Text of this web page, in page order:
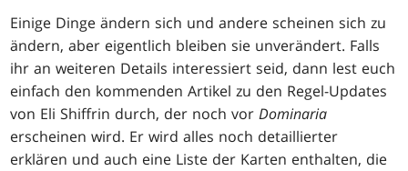
Einige Dinge ändern sich und andere scheinen sich zu
ändern, aber eigentlich bleiben sie unverändert. Falls
ihr an weiteren Details interessiert seid, dann lest euch
einfach den kommenden Artikel zu den Regel-Updates
von Eli Shiffrin durch, der noch vorDominaria
erscheinen wird. Er wird alles noch detaillierter
erklären und auch eine Liste der Karten enthalten, die